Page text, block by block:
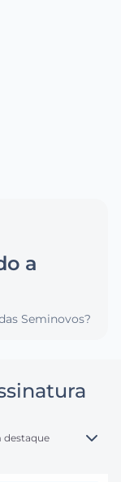
a
Seminovos?
destaque